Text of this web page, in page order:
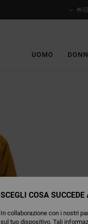
🤟🏻
UOMO
SCEGLI COSA
In collaborazione con i nostri
sul tuo dispositivo. Tali